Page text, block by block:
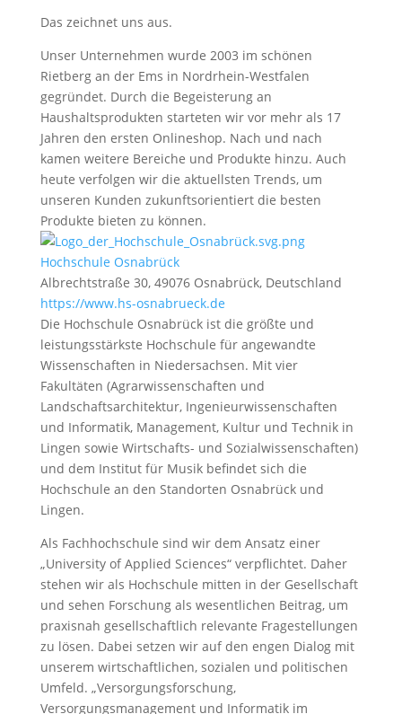
Das zeichnet uns aus.
Unser Unternehmen wurde 2003 im schönen
Rietberg an der Ems in Nordrhein-Westfalen
gegründet. Durch die Begeisterung an
Haushaltsprodukten starteten wir vor mehr als 17
Jahren den ersten Onlineshop. Nach und nach
kamen weitere Bereiche und Produkte hinzu. Auch
heute verfolgen wir die aktuellsten Trends, um
unseren Kunden zukunftsorientiert die besten
Produkte bieten zu können.
Hochschule Osnabrück
Albrechtstraße 30, 49076 Osnabrück, Deutschland
https://www.hs-osnabrueck.de
Die Hochschule Osnabrück ist die größte und
leistungsstärkste Hochschule für angewandte
Wissenschaften in Niedersachsen. Mit vier
Fakultäten (Agrarwissenschaften und
Landschaftsarchitektur, Ingenieurwissenschaften
und Informatik, Management, Kultur und Technik in
Lingen sowie Wirtschafts- und Sozialwissenschaften)
und dem Institut für Musik befindet sich die
Hochschule an den Standorten Osnabrück und
Lingen.
Als Fachhochschule sind wir dem Ansatz einer
„University of Applied Sciences“ verpflichtet. Daher
stehen wir als Hochschule mitten in der Gesellschaft
und sehen Forschung als wesentlichen Beitrag, um
praxisnah gesellschaftlich relevante Fragestellungen
zu lösen. Dabei setzen wir auf den engen Dialog mit
unserem wirtschaftlichen, sozialen und politischen
Umfeld. „Versorgungsforschung,
Versorgungsmanagement und Informatik im